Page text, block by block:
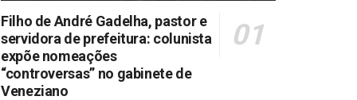
Filho de André Gadelha, pastor e
servidora de prefeitura: colunista
expõe nomeações
“controversas” no gabinete de
Veneziano